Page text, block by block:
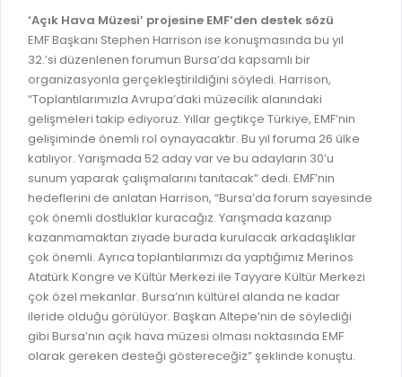
KVKK AYDINLATMA METNI
YÖNETMELIKLER / YÖNERGELER
KAMU HİZMET STANDARTLARI (KAHİS)
RUHSATLI HAFRİYAT ALANLARI
ŞİKAYET TAKİBİ (KURUMLAR)
MÜHENDİS, MİMAR VE SÜRVEYAN KAYITLARI (İLÇE
MÜHENDİS, MİMAR VE SÜRVEYAN KAYITLARI
VEFAT KAYDI GİRİŞİ (İLÇE BELEDİYELER)
YER SEÇİM BELGESİ, MOBİL VE SAHA DOLABI BAŞVURULARI
GÜNLÜK KAZI ÇALIŞMALARI
TARIMSAL AMAÇLI METEOROLOJİ İSTASYON VERİLERİ
‘Açık Hava Müzesi’ projesine EMF’den destek sözü
EMF Başkanı Stephen Harrison ise konuşmasında bu yıl
32.’si düzenlenen forumun Bursa’da kapsamlı bir
organizasyonla gerçekleştirildiğini söyledi. Harrison,
“Toplantılarımızla Avrupa’daki müzecilik alanındaki
gelişmeleri takip ediyoruz. Yıllar geçtikçe Türkiye, EMF’nin
gelişiminde önemli rol oynayacaktır. Bu yıl foruma 26 ülke
katılıyor. Yarışmada 52 aday var ve bu adayların 30’u
sunum yaparak çalışmalarını tanıtacak” dedi. EMF’nin
hedeflerini de anlatan Harrison, “Bursa’da forum sayesinde
çok önemli dostluklar kuracağız. Yarışmada kazanıp
kazanmamaktan ziyade burada kurulacak arkadaşlıklar
çok önemli. Ayrıca toplantılarımızı da yaptığımız Merinos
Atatürk Kongre ve Kültür Merkezi ile Tayyare Kültür Merkezi
çok özel mekanlar. Bursa’nın kültürel alanda ne kadar
ileride olduğu görülüyor. Başkan Altepe’nin de söylediği
gibi Bursa’nın açık hava müzesi olması noktasında EMF
olarak gereken desteği göstereceğiz” şeklinde konuştu.